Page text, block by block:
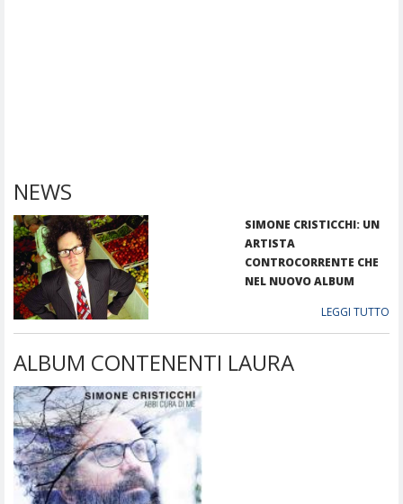
NEWS
SIMONE CRISTICCHI: UN
ARTISTA
CONTROCORRENTE CHE
NEL NUOVO ALBUM
LEGGI TUTTO
ALBUM CONTENENTI LAURA